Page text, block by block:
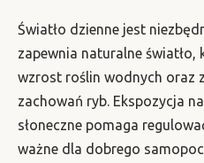
Światło dzienne jest
zapewnia naturalne
wzrost roślin wodnych oraz
zachowań ryb. Ekspozycja
słoneczne pomaga
ważne dla dobrego